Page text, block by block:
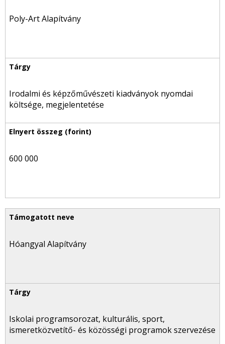
Poly-Art Alapítvány
Irodalmi és képzőművészeti kiadványok nyomdai
költsége, megjelentetése
600 000
Hóangyal Alapítvány
Iskolai programsorozat, kulturális, sport,
ismeretközvetítő- és közösségi programok szervezése